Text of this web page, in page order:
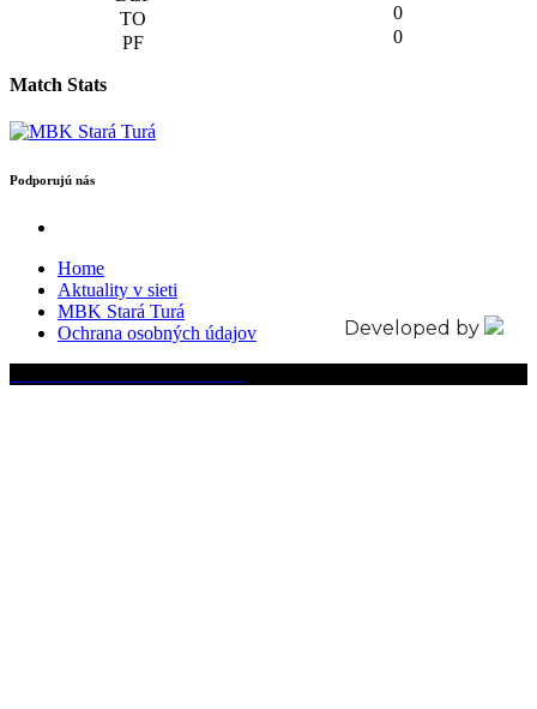
0
0
Match Stats
Podporujú nás
Home
Aktuality v sieti
MBK Stará Turá
Ochrana osobných údajov
Developed by